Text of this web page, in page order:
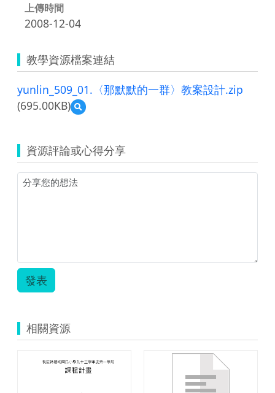
上傳時間
2008-12-04
教學資源檔案連結
yunlin_509_01.〈那默默的一群〉教案設計.zip
(695.00KB)
預
覽
默
默
的
資源評論或心得分享
發表
相關資源